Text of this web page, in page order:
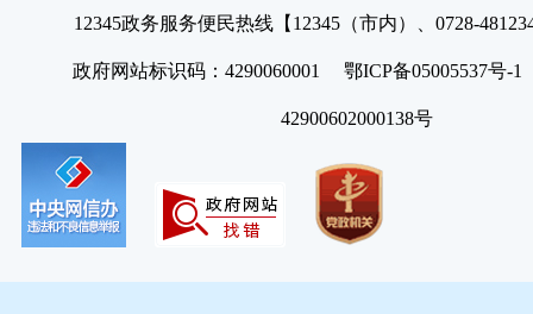
12345政务服务便民热线【12345（市内）、0728-
政府网站标识码：4290060001 鄂ICP备05005537号
42900602000138号